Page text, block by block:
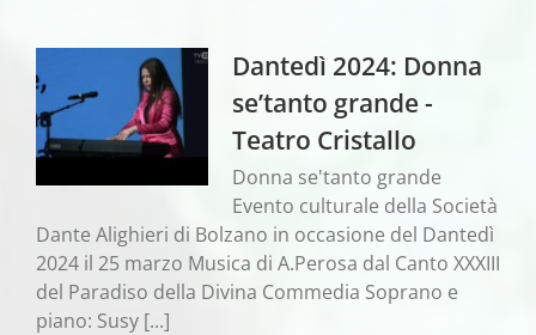
Dantedì 2024: Donna
se’tanto grande -
Teatro Cristallo
Donna se'tanto grande
Evento culturale della Società
Dante Alighieri di Bolzano in occasione del Dantedì
2024 il 25 marzo Musica di A.Perosa dal Canto XXXIII
del Paradiso della Divina Commedia Soprano e
piano: Susy [...]